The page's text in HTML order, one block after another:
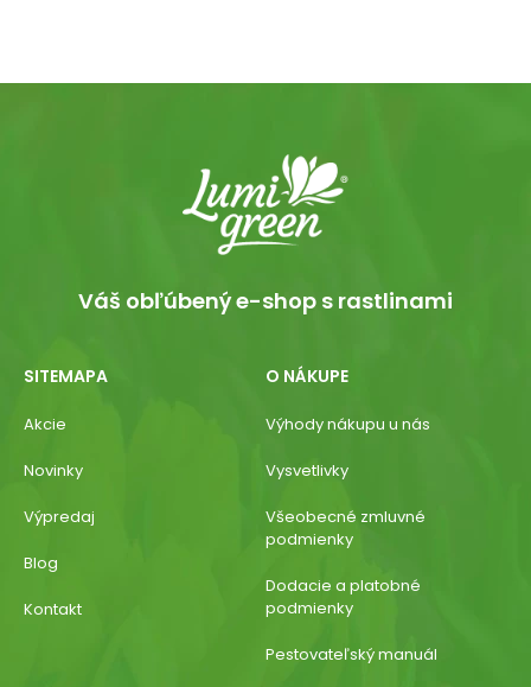
Váš obľúbený e-shop s rastlinami
SITEMAPA
Akcie
Novinky
Výpredaj
Blog
Kontakt
O NÁKUPE
Výhody nákupu u nás
Vysvetlivky
Všeobecné zmluvné
podmienky
Dodacie a platobné
podmienky
Pestovateľský manuál